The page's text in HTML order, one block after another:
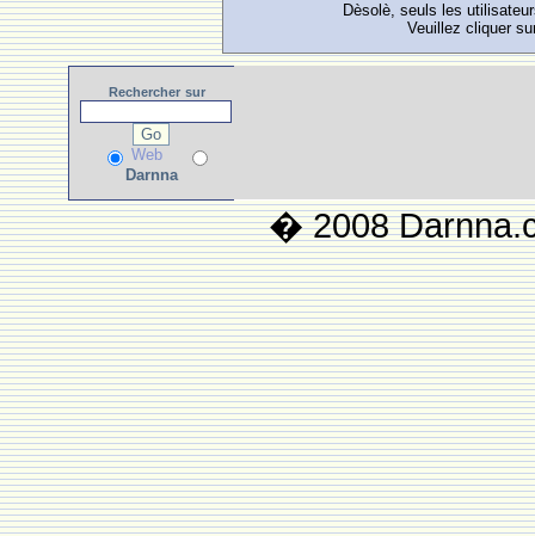
Dèsolè, seuls les
Veuillez cliquer
Rechercher sur
Web
Darnna
� 2008